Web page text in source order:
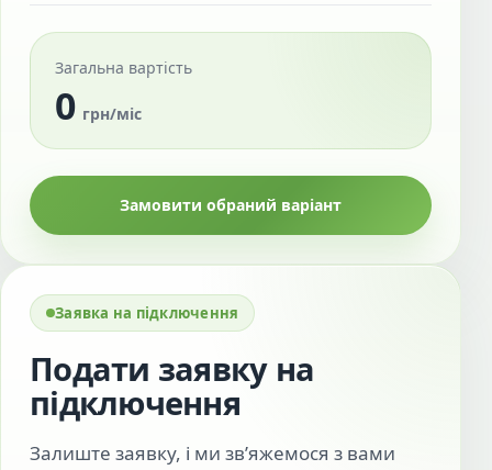
Загальна вартість
0 грн/міс
Замовити обраний варіант
Заявка на підключення
Подати заявку на
підключення
Залиште заявку, і ми зв’яжемося з вами